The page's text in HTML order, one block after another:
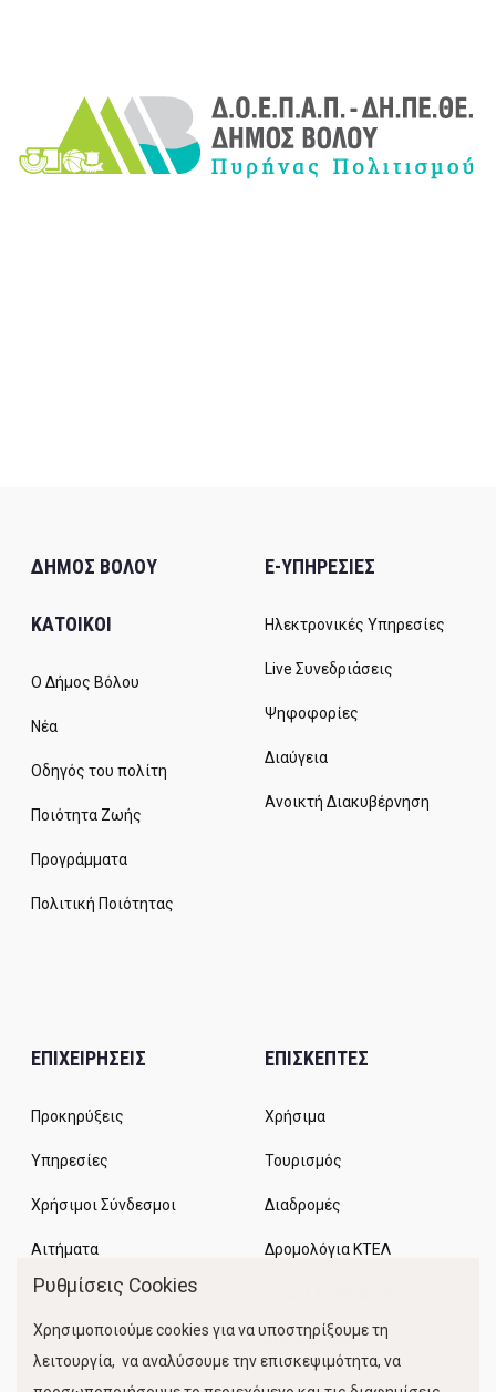
ΔΗΜΟΣ ΒΟΛΟΥ
ΚΑΤΟΙΚΟΙ
Ο Δήμος Βόλου
Νέα
Οδηγός του πολίτη
Ποιότητα Ζωής
Προγράμματα
Πολιτική Ποιότητας
E-ΥΠΗΡΕΣΙΕΣ
Ηλεκτρονικές Υπηρεσίες
Live Συνεδριάσεις
Ψηφοφορίες
Διαύγεια
Ανοικτή Διακυβέρνηση
ΕΠΙΧΕΙΡΗΣΕΙΣ
Προκηρύξεις
Υπηρεσίες
Χρήσιμοι Σύνδεσμοι
Αιτήματα
ΕΠΙΣΚΕΠΤΕΣ
Χρήσιμα
Τουρισμός
Διαδρομές
Δρομολόγια ΚΤΕΛ
Κίνηση Λιμένος
Ρυθμίσεις Cookies
Χρησιμοποιούμε cookies για να υποστηρίξουμε τη
λειτουργία, να αναλύσουμε την επισκεψιμότητα, να